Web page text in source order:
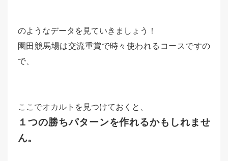
のようなデータを見ていきましょう！
園田競馬場は交流重賞で時々使われるコースですの
で、
ここでオカルトを見つけておくと、
１つの勝ちパターンを作れるかもしれませ
ん。